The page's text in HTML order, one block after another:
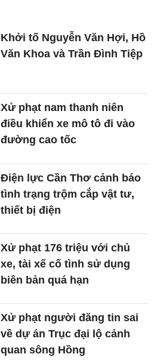
Khởi tố Nguyễn Văn Hợi, Hồ
Văn Khoa và Trần Đình Tiệp
Xử phạt nam thanh niên
điều khiển xe mô tô đi vào
đường cao tốc
Điện lực Cần Thơ cảnh báo
tình trạng trộm cắp vật tư,
thiết bị điện
Xử phạt 176 triệu với chủ
xe, tài xế cố tình sử dụng
biên bản quá hạn
Xử phạt người đăng tin sai
về dự án Trục đại lộ cảnh
quan sông Hồng